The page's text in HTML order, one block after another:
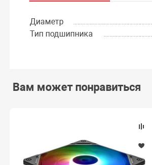
Диаметр
Тип подшипника
Вам может понравиться